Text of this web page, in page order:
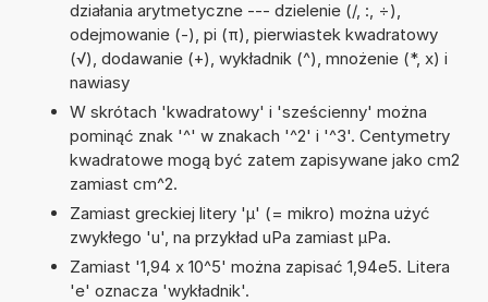
działania arytmetyczne --- dzielenie (/, :, ÷),
odejmowanie (-), pi (π), pierwiastek kwadratowy
(√), dodawanie (+), wykładnik (^), mnożenie (*, x) i
nawiasy
W skrótach 'kwadratowy' i 'sześcienny' można
pominąć znak '^' w znakach '^2' i '^3'. Centymetry
kwadratowe mogą być zatem zapisywane jako cm2
zamiast cm^2.
Zamiast greckiej litery 'µ' (= mikro) można użyć
zwykłego 'u', na przykład uPa zamiast µPa.
Zamiast '1,94 x 10^5' można zapisać 1,94e5. Litera
'e' oznacza 'wykładnik'.